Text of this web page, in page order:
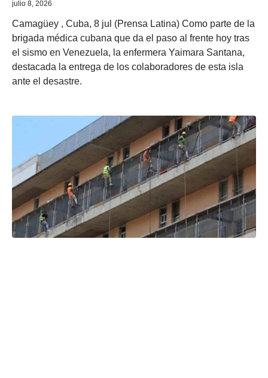
julio 8, 2026
Camagüey , Cuba, 8 jul (Prensa Latina) Como parte de la
brigada médica cubana que da el paso al frente hoy tras
el sismo en Venezuela, la enfermera Yaimara Santana,
destacada la entrega de los colaboradores de esta isla
ante el desastre.